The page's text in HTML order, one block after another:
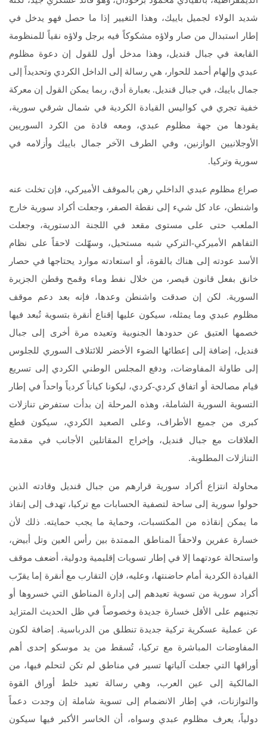
شديد الولاء لجميل باييك، وهذا التغيير إذا ما حصل فهو يدخل في
إطار استبدال من صار ولاؤه مشكوكاً فيه برجل ولاؤه نقياً للمنظومة
القابعة في جبال قنديل، وهذا مدخل أول للقول إن دعوة مظلوم
عبدي وإلهام أحمد للحوار، هي رسالة إلى الداخل الكردي وتحديداً إلى
جمال باييك، في جبال قنديل. بعبارة أدق، ربما يمكن القول إن معركة
خفية تجري في كواليس القيادة الكردية في شمال شرقي سورية،
يقودها من جهة مظلوم عبدي، ومعه قادة من الكرد السوريين
الأوجلانيين الوازنين، وفي الطرف الآخر جمال باييك وأزلامه في
سورية وتركيا.
صراع مظلوم عبدي الداخلي رهن بالموقف الأميركي، فإن تخلت عنه
واشنطن، عاد كل شيء إلى نقطة الصفر، وجعلت أكراد سورية خارج
الملعب حتى على مستوى مقعد في اللجنة الدستورية، وجعلت
التفاهم الأميركي-التركي شبه مستحيل، وسهّلت لاحقاً على نظام
الأسد عودته إلى هناك بالقوة، أو استعادته موارد يحتاجها في حصار
خانق بفعل قانون قيصر، من خلال نفط وماء وقمح وقطن الجزيرة
السورية. لكن إن صدقت واشنطن وعدها، فإنه بعد دعم موقف
مظلوم عبدي وما يمثله، سيكون عليها إقناع أنقرة بتسوية تُبعد فيها
خصمها العتيق عن حدودها الجنوبية وتعيده مرة أخرى إلى جبال
قنديل، إضافة إلى إعطائها الضوء الأخضر للائتلاف السوري للجلوس
إلى طاولة المفاوضات، ودفع المجلس الوطني الكردي إلى تسريع
قيام مصالحة أو اتفاق كردي-كردي، ليكونا كياناً كردياً واحداً في إطار
التسوية السورية الشاملة، وهذه المرحلة إن بدأت ستفرض تنازلات
كبرى من جميع الأطراف، وعلى الصعيد الكردي، سيكون قطع
العلاقات مع جبال قنديل، وإخراج المقاتلين الأجانب في مقدمة
التنازلات المطلوبة.
محاولة انتزاع أكراد سورية قرارهم من جبال قنديل وقادته الذين
حولوا سورية إلى ساحة لتصفية الحسابات مع تركيا، تهدف إلى إنقاذ
ما يمكن إنقاذه من المكتسبات، وحماية ما يجب حمايته. ذلك لأن
خسارة عفرين ولاحقاً المناطق الممتدة بين رأس العين وتل أبيض،
واستحالة عودتهما إلا في إطار تسويات إقليمية ودولية، أضعف موقف
القيادة الكردية أمام حاضنتها، وعليه، فإن التقارب مع أنقرة إما يقرّب
أكراد سورية من تسوية تعيدهم إلى إدارة المناطق التي خسروها أو
تجنبهم على الأقل خسارة جديدة وخصوصاً في ظل الحديث المتزايد
عن عملية عسكرية تركية جديدة تنطلق من الدرباسية. إضافة لكون
المفاوضات المباشرة مع تركيا، تُسقط من يد موسكو إحدى أهم
أوراقها التي جعلت آلياتها تسير في مناطق لم تكن لتحلم فيها، من
المالكية إلى عين العرب، وهي رسالة تعيد خلط أوراق القوة
والتوازنات، في إطار الانضمام إلى تسوية شاملة إن وجدت دعماً
دولياً، يعرف مظلوم عبدي وسواه، أن الخاسر الأكبر فيها سيكون